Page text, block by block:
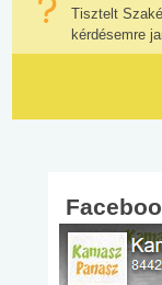
Tisztelt
kérdésemre